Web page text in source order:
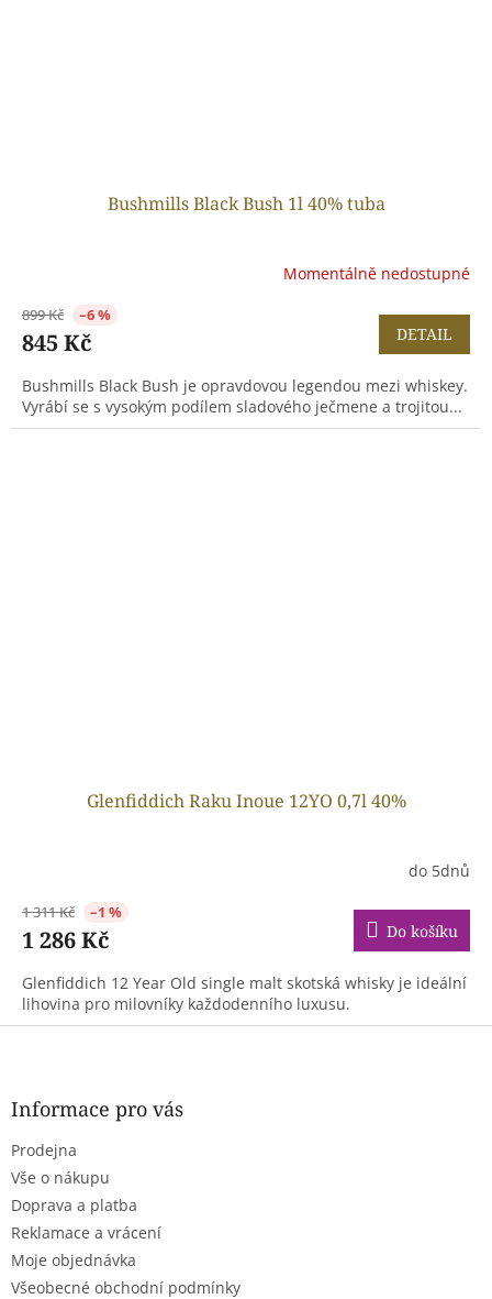
Bushmills Black Bush 1l 40% tuba
Momentálně nedostupné
899 Kč –6 %
845 Kč DETAIL
Bushmills Black Bush je opravdovou legendou mezi whiskey.
Vyrábí se s vysokým podílem sladového ječmene a trojitou...
Glenfiddich Raku Inoue 12YO 0,7l 40%
do 5dnů
1 311 Kč –1 %
1 286 Kč Do košíku
Glenfiddich 12 Year Old single malt skotská whisky je ideální
lihovina pro milovníky každodenního luxusu.
Z
Informace pro vás
Prodejna
Vše o nákupu
Doprava a platba
Reklamace a vrácení
Moje objednávka
Všeobecné obchodní podmínky